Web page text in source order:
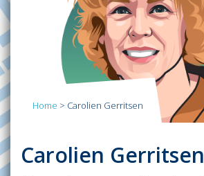
Home > Carolien Gerritsen
Carolien Gerritsen